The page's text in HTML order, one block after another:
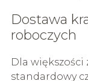
Dostawa
roboczych
Dla
standardowy